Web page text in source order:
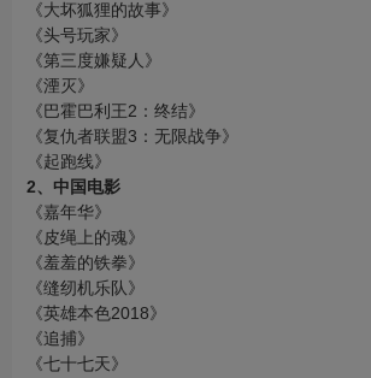
《大坏狐狸的故事》
《头号玩家》
《第三度嫌疑人》
《湮灭》
《巴霍巴利王2：终结》
《复仇者联盟3：无限战争》
《起跑线》
2、中国电影
《嘉年华》
《皮绳上的魂》
《羞羞的铁拳》
《缝纫机乐队》
《英雄本色2018》
《追捕》
《七十七天》